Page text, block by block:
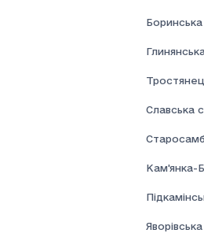
Славська
Кам'янка-